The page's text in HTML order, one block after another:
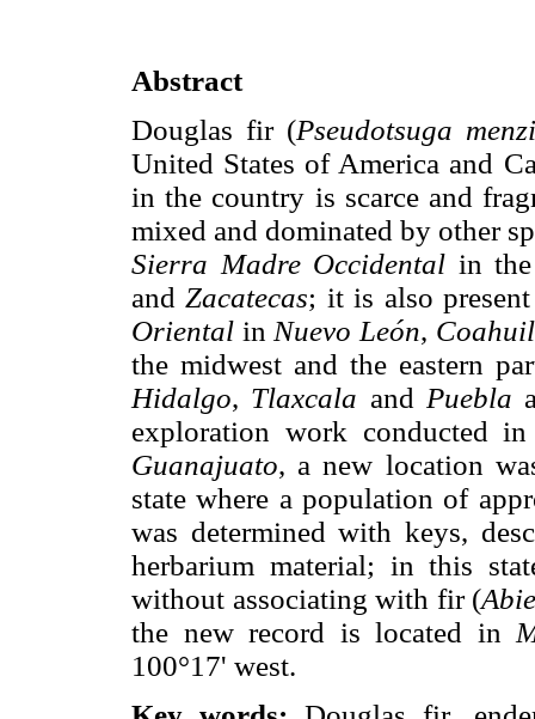
Abstract
Douglas fir (Pseudotsuga
United States of America and
in the country is scarce and
mixed and dominated by other
Sierra Madre Occidental in
andZacatecas; it is also
Oriental in Nuevo León,
the midwest and the eastern
Hidalgo, Tlaxcala and Puebla
exploration work conducted
Guanajuato, a new location
state where a population of
was determined with keys,
herbarium material; in this
without associating with fir (
the new record is located in
100°17' west.